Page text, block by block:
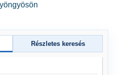
Részletes keresés